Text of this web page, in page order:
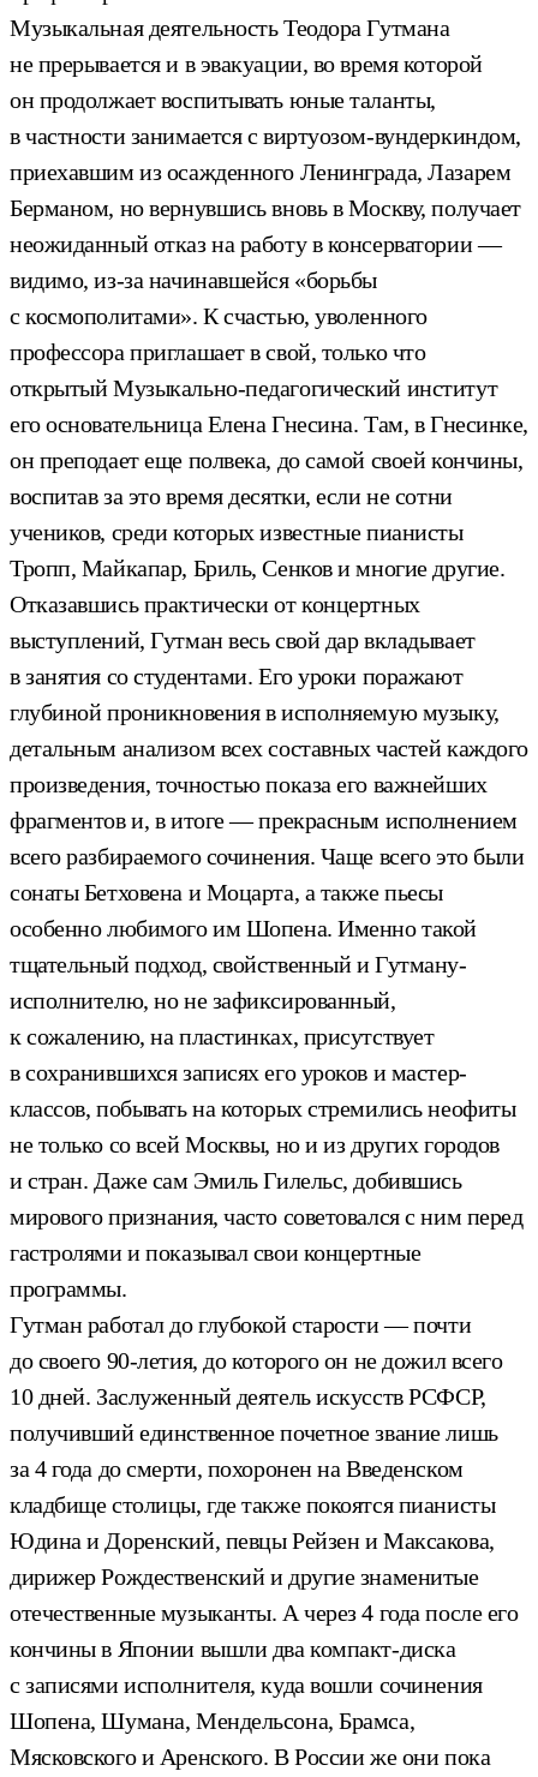
Музыкальная деятельность Теодора Гутмана
не прерывается и в эвакуации, во время которой
он продолжает воспитывать юные таланты,
в частности занимается с виртуозом-вундеркиндом,
приехавшим из осажденного Ленинграда, Лазарем
Берманом, но вернувшись вновь в Москву, получает
неожиданный отказ на работу в консерватории —
видимо, из-за начинавшейся «борьбы
с космополитами». К счастью, уволенного
профессора приглашает в свой, только что
открытый Музыкально-педагогический институт
его основательница Елена Гнесина. Там, в Гнесинке,
он преподает еще полвека, до самой своей кончины,
воспитав за это время десятки, если не сотни
учеников, среди которых известные пианисты
Тропп, Майкапар, Бриль, Сенков и многие другие.
Отказавшись практически от концертных
выступлений, Гутман весь свой дар вкладывает
в занятия со студентами. Его уроки поражают
глубиной проникновения в исполняемую музыку,
детальным анализом всех составных частей каждого
произведения, точностью показа его важнейших
фрагментов и, в итоге — прекрасным исполнением
всего разбираемого сочинения. Чаще всего это были
сонаты Бетховена и Моцарта, а также пьесы
особенно любимого им Шопена. Именно такой
тщательный подход, свойственный и Гутману-
исполнителю, но не зафиксированный,
к сожалению, на пластинках, присутствует
в сохранившихся записях его уроков и мастер-
классов, побывать на которых стремились неофиты
не только со всей Москвы, но и из других городов
и стран. Даже сам Эмиль Гилельс, добившись
мирового признания, часто советовался с ним перед
гастролями и показывал свои концертные
программы.
Гутман работал до глубокой старости — почти
до своего 90-летия, до которого он не дожил всего
10 дней. Заслуженный деятель искусств РСФСР,
получивший единственное почетное звание лишь
за 4 года до смерти, похоронен на Введенском
кладбище столицы, где также покоятся пианисты
Юдина и Доренский, певцы Рейзен и Максакова,
дирижер Рождественский и другие знаменитые
отечественные музыканты. А через 4 года после его
кончины в Японии вышли два компакт-диска
с записями исполнителя, куда вошли сочинения
Шопена, Шумана, Мендельсона, Брамса,
Мясковского и Аренского. В России же они пока